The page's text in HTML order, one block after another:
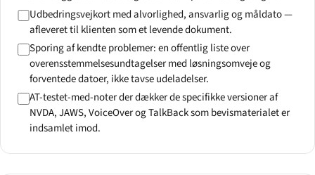
Udbedringsvejkort med alvorlighed, ansvarlig og måldato —
afleveret til klienten som et levende dokument.
Sporing af kendte problemer: en offentlig liste over
overensstemmelsesundtagelser med løsningsomveje og
forventede datoer, ikke tavse udeladelser.
AT-testet-med-noter der dækker de specifikke versioner af
NVDA, JAWS, VoiceOver og TalkBack som bevismaterialet er
indsamlet imod.